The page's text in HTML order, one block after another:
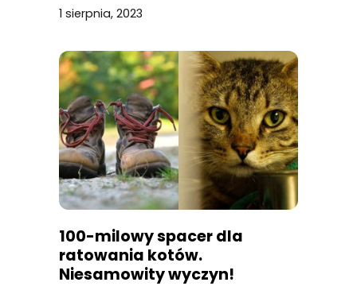
1 sierpnia, 2023
100-milowy spacer dla
ratowania kotów.
Niesamowity wyczyn!